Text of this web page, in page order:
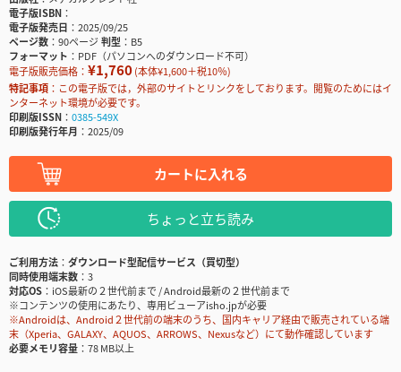
電子版ISBN
電子版発売日
2025/09/25
ページ数
90ページ判型
B5
フォーマット
PDF（パソコンへのダウンロード不可）
電子版販売価格： ¥1,760(本体¥1,600＋税10％)
特記事項
この電子版では，外部のサイトとリンクをしております。閲覧のためにはイ
ンターネット環境が必要です。
印刷版ISSN
0385-549X
印刷版発行年月
2025/09
カートに入れる
ちょっと立ち読み
ご利用方法
ダウンロード型配信サービス（買切型）
同時使用端末数
3
対応OS
iOS最新の２世代前まで / Android最新の２世代前まで
※コンテンツの使用にあたり、専用ビューアisho.jpが必要
※Androidは、Android２世代前の端末のうち、国内キャリア経由で販売されている端
末（Xperia、GALAXY、AQUOS、ARROWS、Nexusなど）にて動作確認しています
必要メモリ容量
78 MB以上